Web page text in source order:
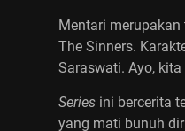
Mentari
The Sinners.
Saraswati. Ayo,
Series ini bercerita
yang mati bunuh